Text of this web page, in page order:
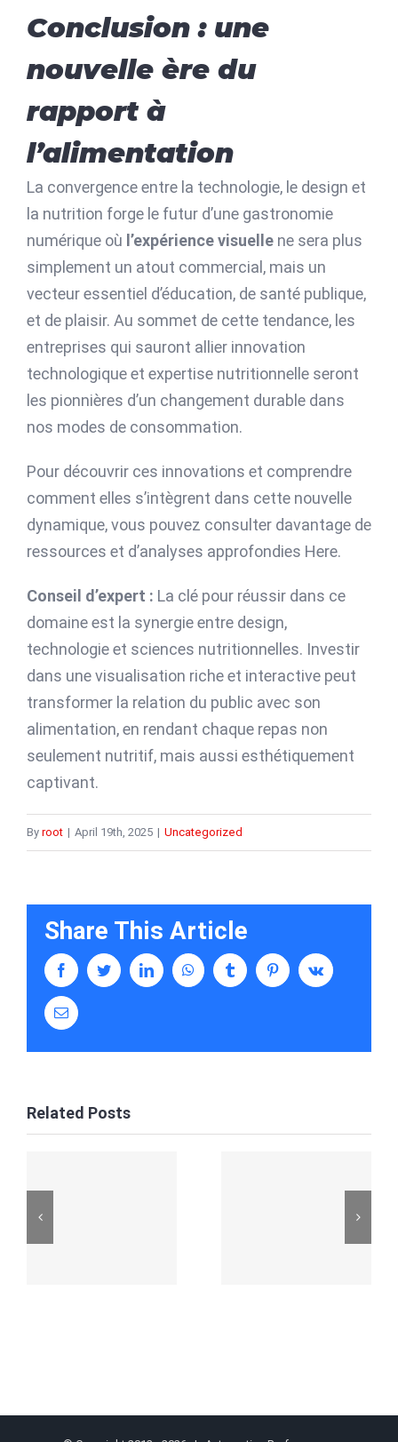
Conclusion : une
nouvelle ère du
rapport à
l’alimentation
La convergence entre la technologie, le design et
la nutrition forge le futur d’une gastronomie
numérique où l’expérience visuelle ne sera plus
simplement un atout commercial, mais un
vecteur essentiel d’éducation, de santé publique,
et de plaisir. Au sommet de cette tendance, les
entreprises qui sauront allier innovation
technologique et expertise nutritionnelle seront
les pionnières d’un changement durable dans
nos modes de consommation.
Pour découvrir ces innovations et comprendre
comment elles s’intègrent dans cette nouvelle
dynamique, vous pouvez consulter davantage de
ressources et d’analyses approfondies Here.
Conseil d’expert : La clé pour réussir dans ce
domaine est la synergie entre design,
technologie et sciences nutritionnelles. Investir
dans une visualisation riche et interactive peut
transformer la relation du public avec son
alimentation, en rendant chaque repas non
seulement nutritif, mais aussi esthétiquement
captivant.
By root | April 19th, 2025 | Uncategorized
Share This Article
facebooktwitter linkedin whatsapptumblr pinterestvk
Email
Related Posts